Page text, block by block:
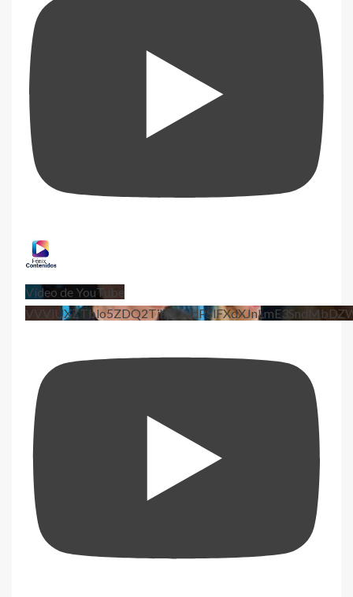
Vídeo de YouTube